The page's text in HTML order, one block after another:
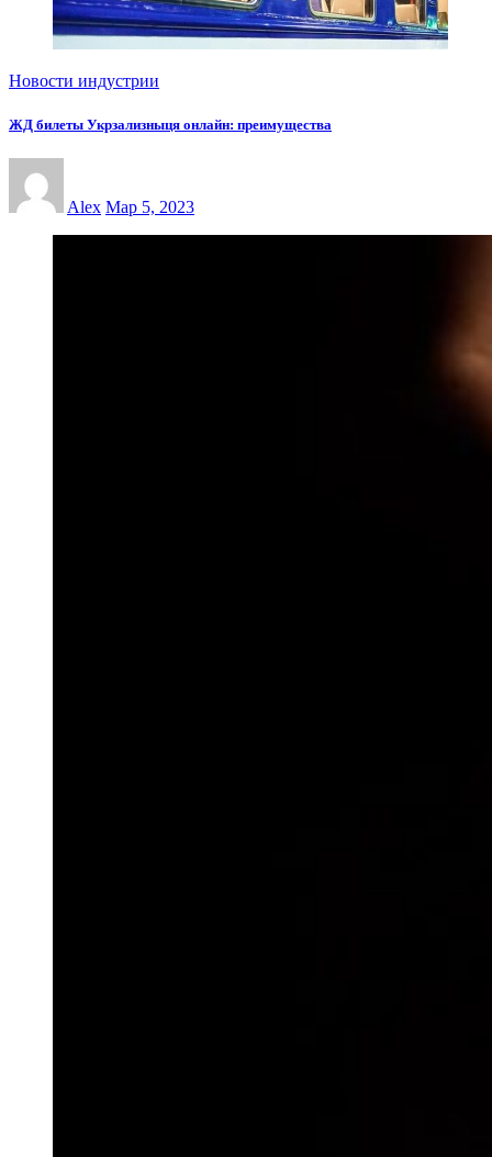
Новости индустрии
ЖД билеты Укрзализныця онлайн: преимущества
Alex Мар 5, 2023